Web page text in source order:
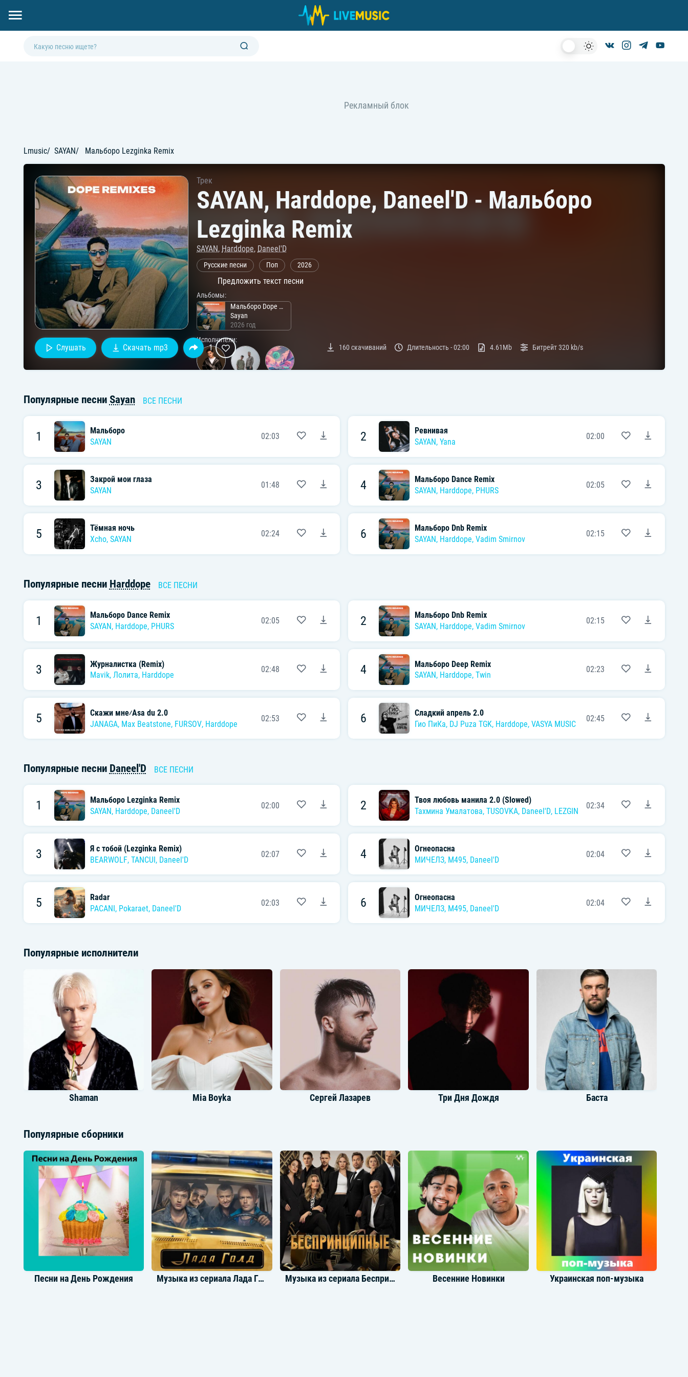
Lmusic SAYAN Мальборо Lezginka Remix
Трек
SAYAN, Harddope, Daneel'D - Мальборо
Lezginka Remix
SAYAN, Harddope, Daneel'D
Русские песни Поп 2026
Предложить текст песни
Альбомы:
Мальборо Dope Remixes
Sayan
2026 год
Исполнители:
Слушать Скачать mp3 1 160 скачиваний Длительность -02:00 4.61Mb Битрейт320 kb/s
Популярные песни Sayan ВСЕ ПЕСНИ
1
Мальборо
SAYAN
02:03 2
Ревнивая
SAYAN, Yana
02:00
3
Закрой мои глаза
SAYAN
01:48 4
Мальборо Dance Remix
SAYAN, Harddope, PHURS
02:05
5
Тёмная ночь
Xcho, SAYAN
02:24 6
Мальборо Dnb Remix
SAYAN, Harddope, Vadim Smirnov
02:15
Популярные песни Harddope ВСЕ ПЕСНИ
1
Мальборо Dance Remix
SAYAN, Harddope, PHURS
02:05 2
Мальборо Dnb Remix
SAYAN, Harddope, Vadim Smirnov
02:15
3
Журналистка (Remix)
Mavik, Лолита, Harddope
02:48 4
Мальборо Deep Remix
SAYAN, Harddope, Twin
02:23
5
Скажи мне⁄Asa du 2.0
JANAGA, Max Beatstone, FURSOV, Harddope
02:53 6
Сладкий апрель 2.0
Гио ПиКа, DJ Puza TGK, Harddope, VASYA MUSIC
02:45
Популярные песни Daneel'D ВСЕ ПЕСНИ
1
Мальборо Lezginka Remix
SAYAN, Harddope, Daneel'D
02:00 2
Твоя любовь манила 2.0 (Slowed)
Тахмина Умалатова, TUSOVKA, Daneel'D, LEZGINKA
02:34
3
Я с тобой (Lezginka Remix)
BEARWOLF, TANCUI, Daneel'D
02:07 4
Огнеопасна
МИЧЕЛЗ, M495, Daneel'D
02:04
5
Radar
PACANI, Pokaraet, Daneel'D
02:03 6
Огнеопасна
МИЧЕЛЗ, M495, Daneel'D
02:04
Популярные исполнители
Shaman Mia Boyka Сергей Лазарев Три Дня Дождя Баста
Raim Jony The Limba Zivert Люся Чеботина
Популярные сборники
Песни на День Рождения Музыка из сериала Лада Голд Музыка из сериала Беспринципные Весенние Новинки Украинская поп-музыка